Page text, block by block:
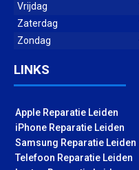
Vrijdag
Zaterdag
Zondag
LINKS
Apple Reparatie Leiden
iPhone Reparatie Leiden
Samsung Reparatie Leiden
Telefoon Reparatie Leiden